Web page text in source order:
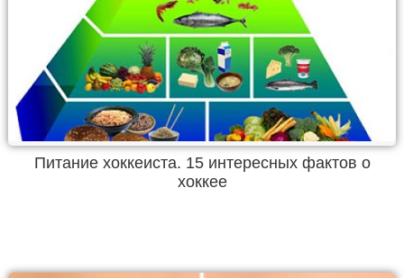
Питание хоккеиста. 15 интересных фактов о
хоккее